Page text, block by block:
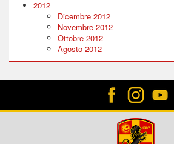
2012
Dicembre 2012
Novembre 2012
Ottobre 2012
Agosto 2012